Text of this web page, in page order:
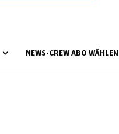
NEWS-CREW ABO WÄHLEN